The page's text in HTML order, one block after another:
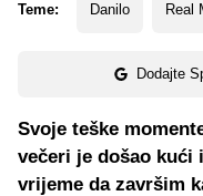
Teme: Danilo Real
Dodajte
Svoje teške
večeri je došao
vrijeme da završim